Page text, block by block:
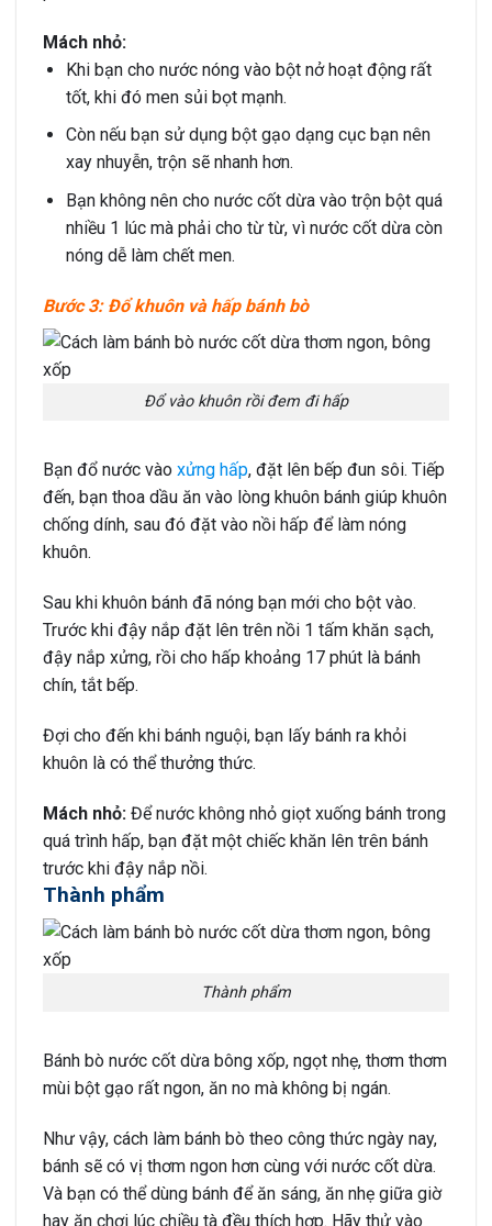
Mách nhỏ:
Khi bạn cho nước nóng vào bột nở hoạt động rất
tốt, khi đó men sủi bọt mạnh.
Còn nếu bạn sử dụng bột gạo dạng cục bạn nên
xay nhuyễn, trộn sẽ nhanh hơn.
Bạn không nên cho nước cốt dừa vào trộn bột quá
nhiều 1 lúc mà phải cho từ từ, vì nước cốt dừa còn
nóng dễ làm chết men.
Bước 3: Đổ khuôn và hấp bánh bò
Đổ vào khuôn rồi đem đi hấp
Bạn đổ nước vào xửng hấp, đặt lên bếp đun sôi. Tiếp
đến, bạn thoa dầu ăn vào lòng khuôn bánh giúp khuôn
chống dính, sau đó đặt vào nồi hấp để làm nóng
khuôn.
Sau khi khuôn bánh đã nóng bạn mới cho bột vào.
Trước khi đậy nắp đặt lên trên nồi 1 tấm khăn sạch,
đậy nắp xửng, rồi cho hấp khoảng 17 phút là bánh
chín, tắt bếp.
Đợi cho đến khi bánh nguội, bạn lấy bánh ra khỏi
khuôn là có thể thưởng thức.
Mách nhỏ: Để nước không nhỏ giọt xuống bánh trong
quá trình hấp, bạn đặt một chiếc khăn lên trên bánh
trước khi đậy nắp nồi.
Thành phẩm
Thành phẩm
Bánh bò nước cốt dừa bông xốp, ngọt nhẹ, thơm thơm
mùi bột gạo rất ngon, ăn no mà không bị ngán.
Như vậy, cách làm bánh bò theo công thức ngày nay,
bánh sẽ có vị thơm ngon hơn cùng với nước cốt dừa.
Và bạn có thể dùng bánh để ăn sáng, ăn nhẹ giữa giờ
hay ăn chơi lúc chiều tà đều thích hợp. Hãy thử vào